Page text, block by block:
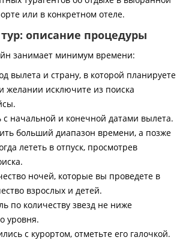
или в конкретном отеле.
описание процедуры
занимает минимум времени:
вылета и страну, в которой планируете
желании исключите из поиска
с начальной и конечной датами вылета.
больший диапазон времени, а позже
лететь в отпуск, просмотрев
ночей, которые вы проведете в
взрослых и детей.
по количеству звезд не ниже
уровня.
с курортом, отметьте его галочкой.